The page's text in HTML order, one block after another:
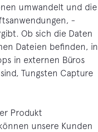
umwandelt und die
-
Ob sich die Daten
Dateien befinden, in
in externen Büros
Tungsten Capture
Produkt
unsere Kunden